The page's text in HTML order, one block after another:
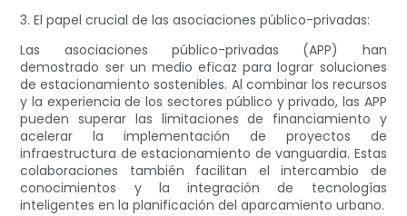
3. El papel crucial de las asociaciones público-privadas:
Las asociaciones público-privadas (APP) han
demostrado ser un medio eficaz para lograr soluciones
de estacionamiento sostenibles. Al combinar los recursos
y la experiencia de los sectores público y privado, las APP
pueden superar las limitaciones de financiamiento y
acelerar la implementación de proyectos de
infraestructura de estacionamiento de vanguardia. Estas
colaboraciones también facilitan el intercambio de
conocimientos y la integración de tecnologías
inteligentes en la planificación del aparcamiento urbano.